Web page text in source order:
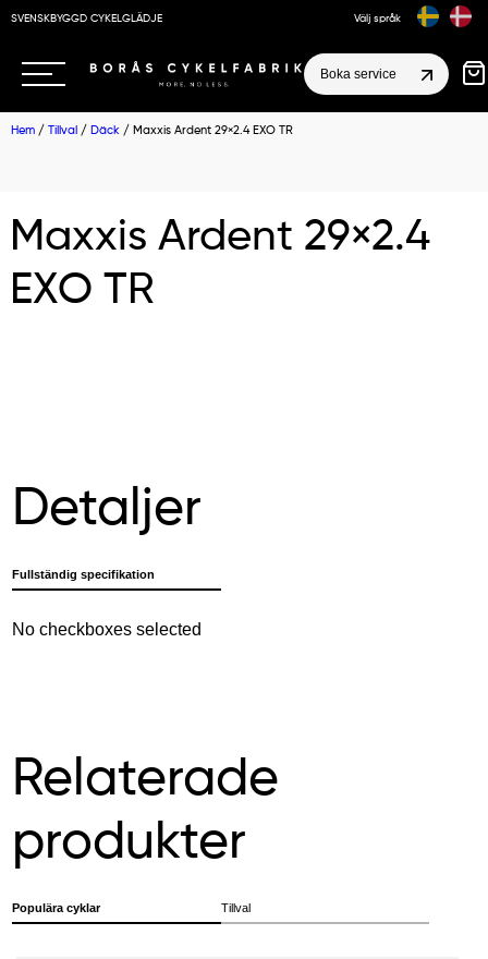
SVENSKBYGGD CYKELGLÄDJE Välj språk
Boka service
Hem / Tillval / Däck / Maxxis Ardent 29×2.4 EXO TR
Maxxis Ardent 29×2.4
EXO TR
Detaljer
Fullständig specifikation
No checkboxes selected
Relaterade
produkter
Populära cyklar Tillval